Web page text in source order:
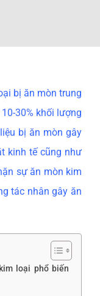
bị ăn mòn trung
30% khối lượng
bị ăn mòn gây
kinh tế cũng như
sự ăn mòn kim
tác nhân gây ăn
loại phổ biến